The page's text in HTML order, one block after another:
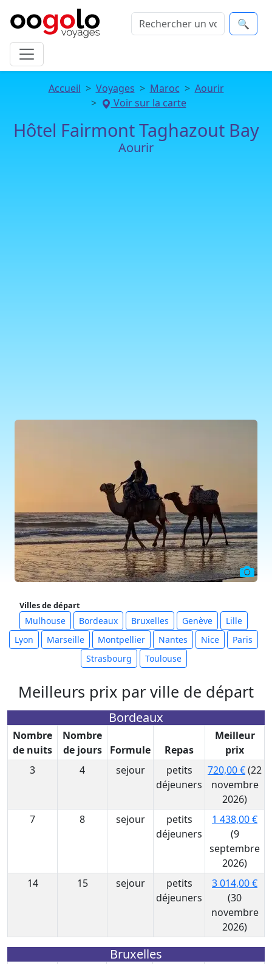
🔍
Accueil Voyages Maroc
Aourir
Voir sur la carte
Hôtel Fairmont Taghazout Bay
Aourir
Villes de départ
Mulhouse Bordeaux Bruxelles Genève
Lille
Lyon
Marseille Montpellier Nantes Nice
Paris
Strasbourg
Toulouse
Meilleurs prix par ville de départ
Bordeaux
Nombre
de nuits
Nombre
de jours
Formule Repas
Meilleur
prix
3
4 sejour
petits
déjeuners
720,00 €(22
novembre
2026)
7
8 sejour
petits
déjeuners
1 438,00 €
(9
septembre
2026)
14
15 sejour
petits
déjeuners
3 014,00 €
(30
novembre
2026)
Bruxelles